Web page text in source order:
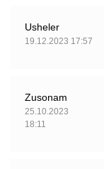
Usheler
19.12.2023 17:57
Zusonam
25.10.2023
18:11